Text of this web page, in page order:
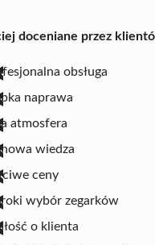
doceniane przez
obsługa
naprawa
atmosfera
wiedza
ceny
wybór zegarków
o klienta